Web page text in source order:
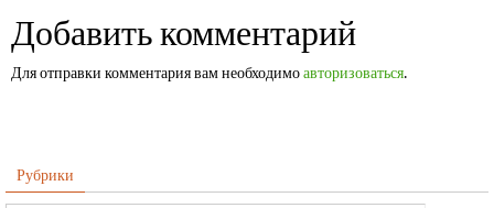
Добавить комментарий
Для отправки комментария вам необходимоавторизоваться.
Рубрики